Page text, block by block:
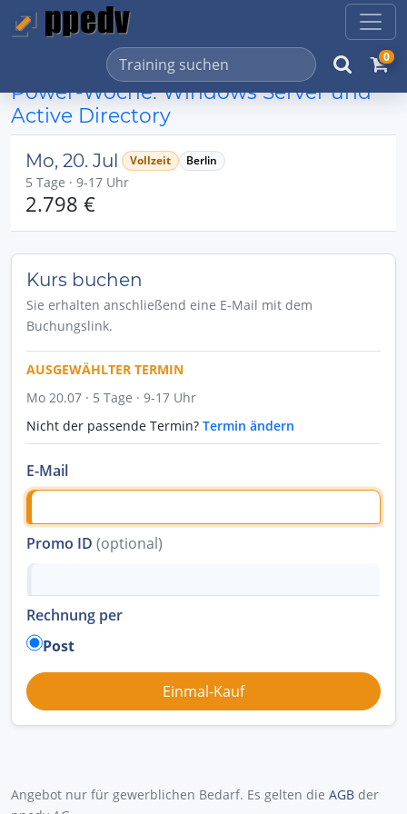
0
Power-Woche: Windows Server und
Active Directory
Mo, 20. Jul Vollzeit Berlin
5 Tage · 9-17 Uhr
2.798 €
Kurs buchen
Sie erhalten anschließend eine E-Mail mit dem
Buchungslink.
AUSGEWÄHLTER TERMIN
Mo 20.07 · 5 Tage · 9-17 Uhr
Nicht der passende Termin? Termin ändern
E-Mail
Promo ID (optional)
Rechnung per
Post
Angebot nur für gewerblichen Bedarf. Es gelten die AGB der